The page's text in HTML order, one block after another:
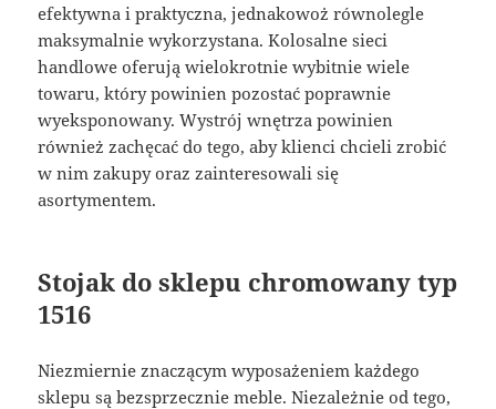
efektywna i praktyczna, jednakowoż równolegle
maksymalnie wykorzystana. Kolosalne sieci
handlowe oferują wielokrotnie wybitnie wiele
towaru, który powinien pozostać poprawnie
wyeksponowany. Wystrój wnętrza powinien
również zachęcać do tego, aby klienci chcieli zrobić
w nim zakupy oraz zainteresowali się
asortymentem.
Stojak do sklepu chromowany typ
1516
Niezmiernie znaczącym wyposażeniem każdego
sklepu są bezsprzecznie meble. Niezależnie od tego,